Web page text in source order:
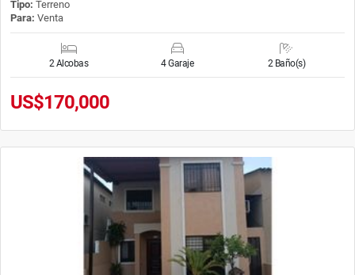
Tipo: Terreno
Para: Venta
2 Alcobas 4 Garaje 2 Baño(s)
US$170,000